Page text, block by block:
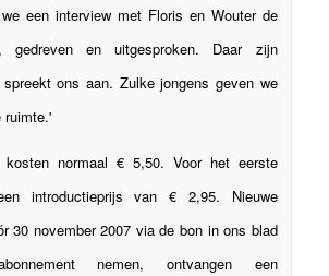
een interview met Floris en Wouter de
gedreven en uitgesproken. Daar zijn
ons aan. Zulke jongens geven we
ruimte.'
kosten normaal € 5,50. Voor het eerste
introductieprijs van € 2,95. Nieuwe
30 november 2007 via de bon in ons blad
nemen, ontvangen een